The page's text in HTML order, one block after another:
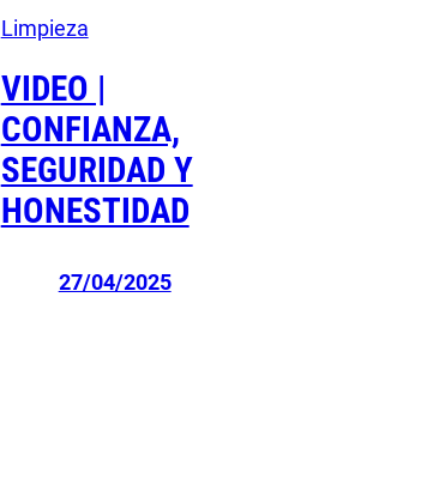
Limpieza
VIDEO |
CONFIANZA,
SEGURIDAD Y
HONESTIDAD
27/04/2025